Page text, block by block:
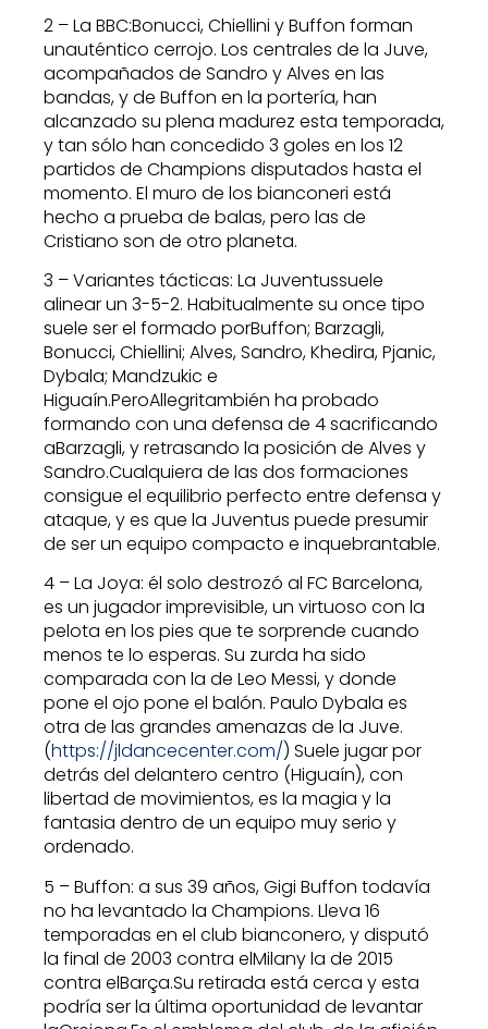
2 – La BBC:Bonucci, Chiellini y Buffon forman
unauténtico cerrojo. Los centrales de la Juve,
acompañados de Sandro y Alves en las
bandas, y de Buffon en la portería, han
alcanzado su plena madurez esta temporada,
y tan sólo han concedido 3 goles en los 12
partidos de Champions disputados hasta el
momento. El muro de los bianconeri está
hecho a prueba de balas, pero las de
Cristiano son de otro planeta.
3 – Variantes tácticas: La Juventussuele
alinear un 3-5-2. Habitualmente su once tipo
suele ser el formado porBuffon; Barzagli,
Bonucci, Chiellini; Alves, Sandro, Khedira, Pjanic,
Dybala; Mandzukic e
Higuaín.PeroAllegritambién ha probado
formando con una defensa de 4 sacrificando
aBarzagli, y retrasando la posición de Alves y
Sandro.Cualquiera de las dos formaciones
consigue el equilibrio perfecto entre defensa y
ataque, y es que la Juventus puede presumir
de ser un equipo compacto e inquebrantable.
4 – La Joya: él solo destrozó al FC Barcelona,
es un jugador imprevisible, un virtuoso con la
pelota en los pies que te sorprende cuando
menos te lo esperas. Su zurda ha sido
comparada con la de Leo Messi, y donde
pone el ojo pone el balón. Paulo Dybala es
otra de las grandes amenazas de la Juve.
(https://jldancecenter.com/) Suele jugar por
detrás del delantero centro (Higuaín), con
libertad de movimientos, es la magia y la
fantasia dentro de un equipo muy serio y
ordenado.
5 – Buffon: a sus 39 años, Gigi Buffon todavía
no ha levantado la Champions. Lleva 16
temporadas en el club bianconero, y disputó
la final de 2003 contra elMilany la de 2015
contra elBarça.Su retirada está cerca y esta
podría ser la última oportunidad de levantar